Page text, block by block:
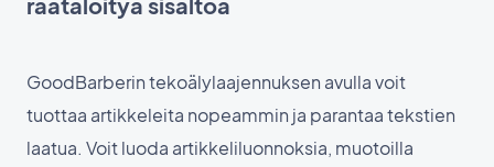
GoodBarberin tekoälylaajennuksen avulla voit
tuottaa artikkeleita nopeammin ja parantaa tekstien
laatua. Voit luoda artikkeliluonnoksia, muotoilla